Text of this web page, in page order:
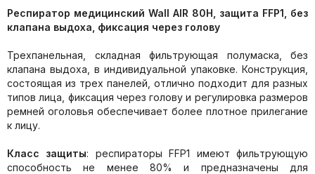
Респиратор медицинский Wall AIR 80H , защита FFP1
без
клапана выдоха , фиксация через голову
Трехпанельная, складная фильтрующая полумаска, без
клапана выдоха, в индивидуальной упаковке. Конструкция,
состоящая из трех панелей, отлично подходит для разных
типов лица, фиксация через голову и регулировка размеров
ремней оголовья обеспечивает более плотное прилегание
к лицу.
Класс защиты: респираторы FFP1 имеют фильтрующую
способность не менее 80% и предназначены для